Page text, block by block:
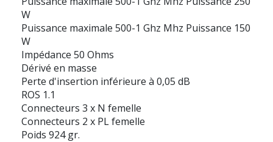
W
Puissance maximale 500-1 Ghz Mhz Puissance 150
W
Impédance 50 Ohms
Dérivé en masse
Perte d'insertion inférieure à 0,05 dB
ROS 1.1
Connecteurs 3 x N femelle
Connecteurs 2 x PL femelle
Poids 924 gr.